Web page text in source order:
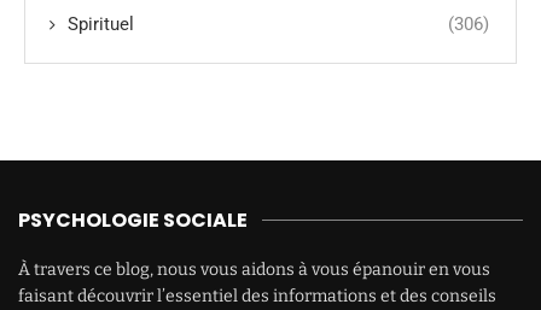
Spirituel (306)
PSYCHOLOGIE SOCIALE
À travers ce blog, nous vous aidons à vous épanouir en vous
faisant découvrir l’essentiel des informations et des conseils